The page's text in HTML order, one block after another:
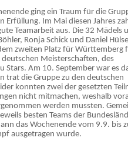
ging ein Traum für die
Erfüllung. Im Mai diesen Jahres
Teamarbeit aus. Die 32 Mädels
Ronja Schick und Daniel Hülse
zweiten Platz für Württemberg
deutschen Meisterschaften, des
Stars. Am 10. September war es
trat die Gruppe zu den deutschen
konnten zwei der gesetzten
nicht mitmachen, weshalb
werden mussten.
besten Teams der
das Wochenende vom 9.9. bis
ausgetragen wurde.